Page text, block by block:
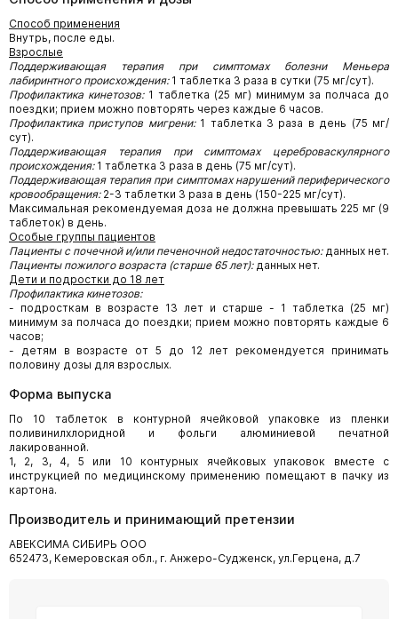
Способ применения
Внутрь, после еды.
Взрослые
Поддерживающая терапия при симптомах болезни Меньера
лабиринтного происхождения:1 таблетка 3 раза в сутки (75 мг/сут).
Профилактика кинетозов:1 таблетка (25 мг) минимум за полчаса до
поездки; прием можно повторять через каждые 6 часов.
Профилактика приступов мигрени:1 таблетка 3 раза в день (75 мг/
сут).
Поддерживающая терапия при симптомах цереброваскулярного
происхождения:1 таблетка 3 раза в день (75 мг/сут).
Поддерживающая терапия при симптомах нарушений периферического
кровообращения: 2-3 таблетки 3 раза в день (150-225 мг/сут).
Максимальная рекомендуемая доза не должна превышать 225 мг (9
таблеток) в день.
Особые группы пациентов
Пациенты с почечной и/или печеночной недостаточностью:данных нет.
Пациенты пожилого возраста (старше 65 лет):данных нет.
Дети и подростки до 18 лет
Профилактика кинетозов:
- подросткам в возрасте 13 лет и старше - 1 таблетка (25 мг)
минимум за полчаса до поездки; прием можно повторять каждые 6
часов;
- детям в возрасте от 5 до 12 лет рекомендуется принимать
половину дозы для взрослых.
Форма выпуска
По 10 таблеток в контурной ячейковой упаковке из пленки
поливинилхлоридной и фольги алюминиевой печатной
лакированной.
1, 2, 3, 4, 5 или 10 контурных ячейковых упаковок вместе с
инструкцией по медицинскому применению помещают в пачку из
картона.
Производитель и принимающий претензии
АВЕКСИМА СИБИРЬ ООО
652473, Кемеровская обл., г. Анжеро-Судженск, ул.Герцена, д.7